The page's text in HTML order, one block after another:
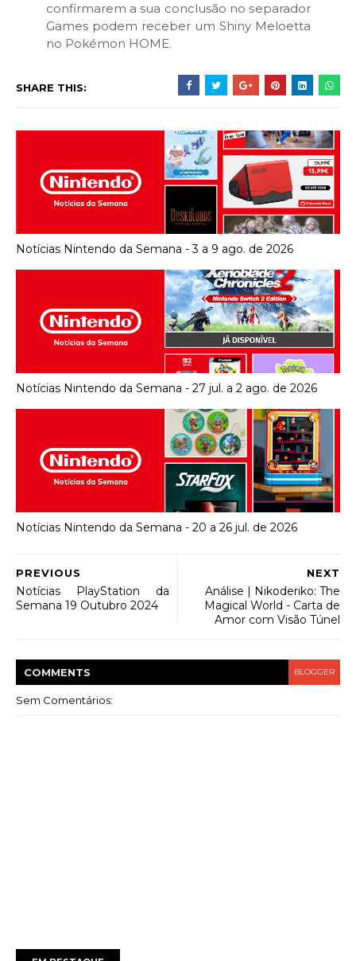
confirmarem a sua conclusão no separador
Games podem receber um Shiny Meloetta
no Pokémon HOME.
SHARE THIS:
Notícias Nintendo da Semana - 3 a 9 ago. de 2026
Notícias Nintendo da Semana - 27 jul. a 2 ago. de 2026
Notícias Nintendo da Semana - 20 a 26 jul. de 2026
NEXT
Análise | Nikoderiko: The
Magical World - Carta de
Amor com Visão Túnel
PREVIOUS
Notícias PlayStation da
Semana 19 Outubro 2024
COMMENTS BLOGGER
Sem Comentários: